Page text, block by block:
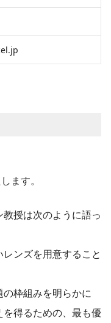
ます。
授は次のように語っ
レンズを用意すること
の枠組みを明らかに
得るための、最も優